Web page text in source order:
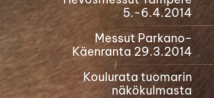
5.-6.4.2014
Messut Parkano-
Käenranta 29.3.2014
Koulurata tuomarin
näkökulmasta